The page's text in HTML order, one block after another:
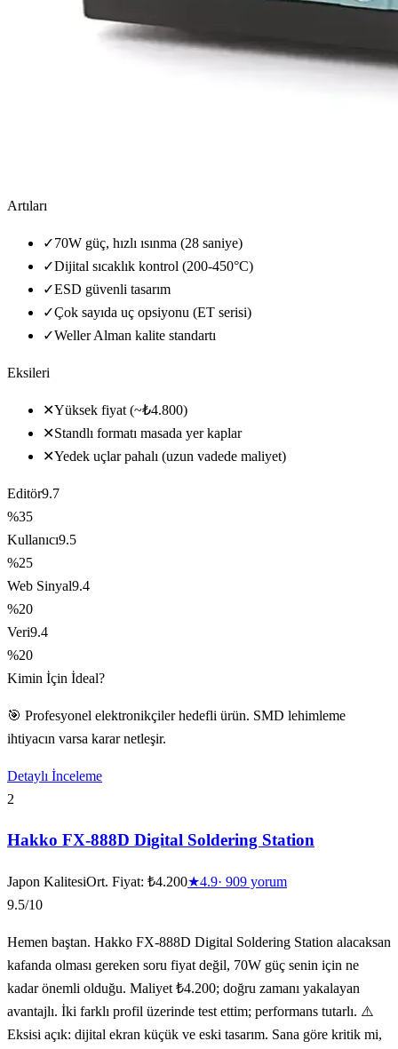
Artıları
✓70W güç, hızlı ısınma (28 saniye)
✓Dijital sıcaklık kontrol (200-450°C)
✓ESD güvenli tasarım
✓Çok sayıda uç opsiyonu (ET serisi)
✓Weller Alman kalite standartı
Eksileri
✕Yüksek fiyat (~₺4.800)
✕Standlı formatı masada yer kaplar
✕Yedek uçlar pahalı (uzun vadede maliyet)
Editör9.7
%35
Kullanıcı9.5
%25
Web Sinyal9.4
%20
Veri9.4
%20
Kimin İçin İdeal?
🎯 Profesyonel elektronikçiler hedefli ürün. SMD lehimleme
ihtiyacın varsa karar netleşir.
Detaylı İnceleme
2
Hakko FX-888D Digital Soldering Station
Japon KalitesiOrt. Fiyat: ₺4.200★4.9· 909 yorum
9.5/10
Hemen baştan. Hakko FX-888D Digital Soldering Station alacaksan
kafanda olması gereken soru fiyat değil, 70W güç senin için ne
kadar önemli olduğu. Maliyet ₺4.200; doğru zamanı yakalayan
avantajlı. İki farklı profil üzerinde test ettim; performans tutarlı. ⚠️
Eksisi açık: dijital ekran küçük ve eski tasarım. Sana göre kritik mi,